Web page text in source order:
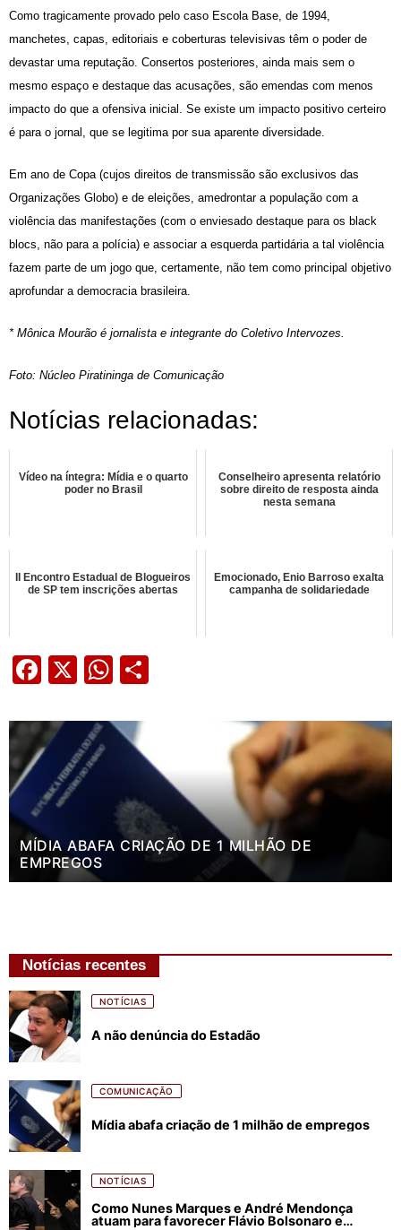
Como tragicamente provado pelo caso Escola Base, de 1994,
manchetes, capas, editoriais e coberturas televisivas têm o poder de
devastar uma reputação. Consertos posteriores, ainda mais sem o
mesmo espaço e destaque das acusações, são emendas com menos
impacto do que a ofensiva inicial. Se existe um impacto positivo certeiro
é para o jornal, que se legitima por sua aparente diversidade.
Em ano de Copa (cujos direitos de transmissão são exclusivos das
Organizações Globo) e de eleições, amedrontar a população com a
violência das manifestações (com o enviesado destaque para os black
blocs, não para a polícia) e associar a esquerda partidária a tal violência
fazem parte de um jogo que, certamente, não tem como principal objetivo
aprofundar a democracia brasileira.
* Mônica Mourão é jornalista e integrante do Coletivo Intervozes.
Foto: Núcleo Piratininga de Comunicação
Notícias relacionadas:
Vídeo na íntegra: Mídia e o quarto
poder no Brasil
Conselheiro apresenta relatório
sobre direito de resposta ainda
nesta semana
II Encontro Estadual de Blogueiros
de SP tem inscrições abertas
Emocionado, Enio Barroso exalta
campanha de solidariedade
Facebook
X WhatsApp
MÍDIA ABAFA CRIAÇÃO DE 1 MILHÃO DE
EMPREGOS
Notícias recentes
NOTÍCIAS
A não denúncia do Estadão
COMUNICAÇÃO
Mídia abafa criação de 1 milhão de empregos
NOTÍCIAS
Como Nunes Marques e André Mendonça
atuam para favorecer Flávio Bolsonaro e